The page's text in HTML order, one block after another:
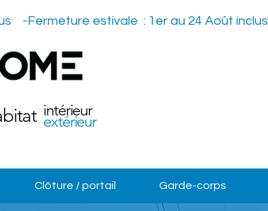
intérieur
extérieur
Clôture / portail Garde-corps